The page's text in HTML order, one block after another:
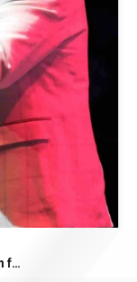
Karacabey’de makilik alandaki yangın fabrikaya ulaşmadan söndürüldü